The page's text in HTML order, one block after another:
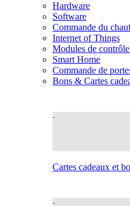
Hardware
Software
Commande du
Internet of Things
Modules de
Smart Home
Commande de
Bons & Cartes
Cartes cadeaux et